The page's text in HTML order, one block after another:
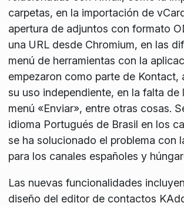
carpetas, en la importación de
apertura de adjuntos con formato
una URL desde Chromium, en las
menú de herramientas con la
empezaron como parte de Kontact,
su uso independiente, en la falta de
menú «Enviar», entre otras cosas.
idioma Portugués de Brasil en los
se ha solucionado el problema con
para los canales españoles y
Las nuevas funcionalidades
diseño del editor de contactos